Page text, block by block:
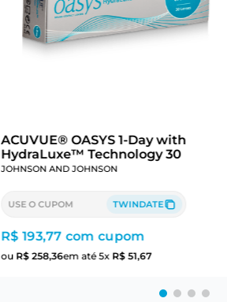
ACUVUE® OASYS 1-Day with
HydraLuxe™ Technology 30
JOHNSON AND JOHNSON
USE O CUPOM TWINDATE
R$ 193,77 com cupom
ou R$ 258,36em até5x R$ 51,67